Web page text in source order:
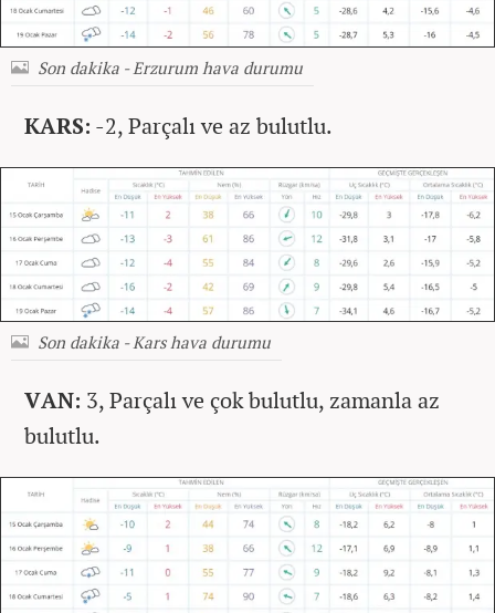
Son dakika - Erzurum hava durumu
KARS: -2, Parçalı ve az bulutlu.
Son dakika - Kars hava durumu
VAN: 3, Parçalı ve çok bulutlu, zamanla az
bulutlu.